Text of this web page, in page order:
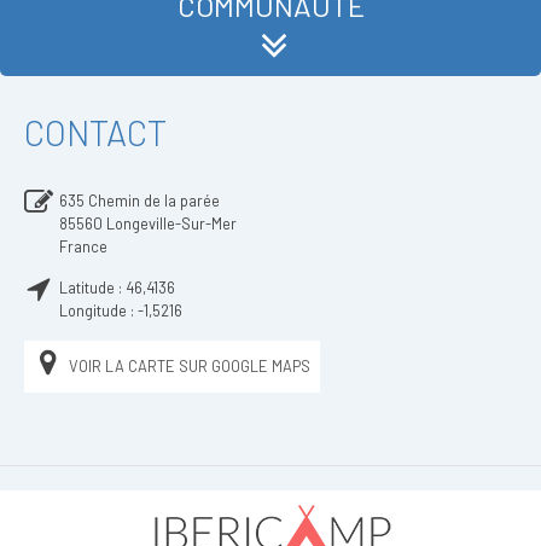
CONTACT
635 Chemin de la parée
85560 Longeville-Sur-Mer
France
Latitude : 46,4136
Longitude : -1,5216
VOIR LA CARTE SUR GOOGLE MAPS